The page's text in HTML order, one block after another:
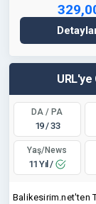
URL'ye
DA / PA
19 / 33
Yaş/News
11 Yıl /
Balikesirim.net'ten